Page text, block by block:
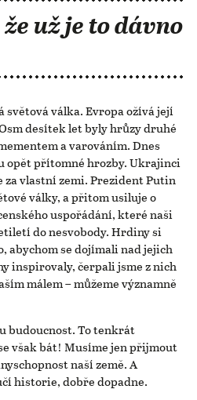
už je to dávno
válka. Evropa ožívá její
desítek let byly hrůzy druhé
a varováním. Dnes
opět přítomné hrozby. Ukrajinci
vlastní zemi. Prezident Putin
války, a přitom usiluje o
uspořádání, které naši
do nesvobody. Hrdiny si
se dojímali nad jejich
inspirovaly, čerpali jsme z nich
málem – můžeme významně
budoucnost. To tenkrát
však bát! Musíme jen přijmout
naší země. A
historie, dobře dopadne.